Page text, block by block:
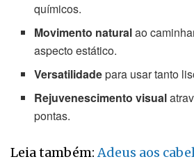
químicos.
Movimento naturalao
aspecto estático.
Versatilidadepara usar tanto
Rejuvenescimento visual
pontas.
Leia também:Adeus aos